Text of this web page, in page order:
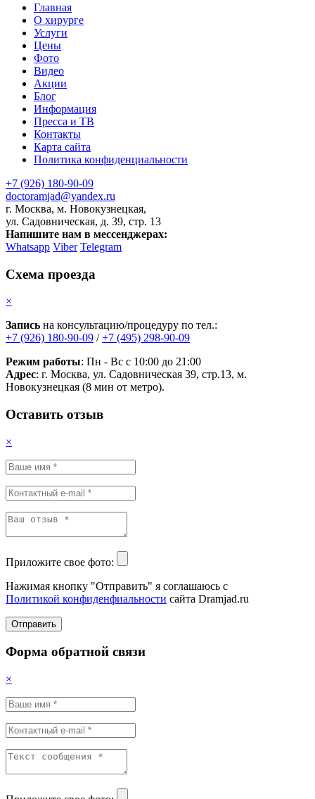
Главная
О хирурге
Услуги
Цены
Фото
Видео
Акции
Блог
Информация
Пресса и ТВ
Контакты
Карта сайта
Политика конфиденциальности
+7 (926) 180-90-09
doctoramjad@yandex.ru
г. Москва, м. Новокузнецкая,
ул. Садовническая, д. 39, стр. 13
Напишите нам в мессенджерах:
Whatsapp Viber Telegram
Схема проезда
×
Запись на консультацию/процедуру по тел.:
+7 (926) 180-90-09 /+7 (495) 298-90-09
Режим работы: Пн - Вс с 10:00 до 21:00
Адрес: г. Москва, ул. Садовническая 39, стр.13, м.
Новокузнецкая (8 мин от метро).
Оставить отзыв
×
Приложите свое фото:
Нажимая кнопку "Отправить" я соглашаюсь с
Политикой конфиденфиальности сайта Dramjad.ru
Отправить
Форма обратной связи
×